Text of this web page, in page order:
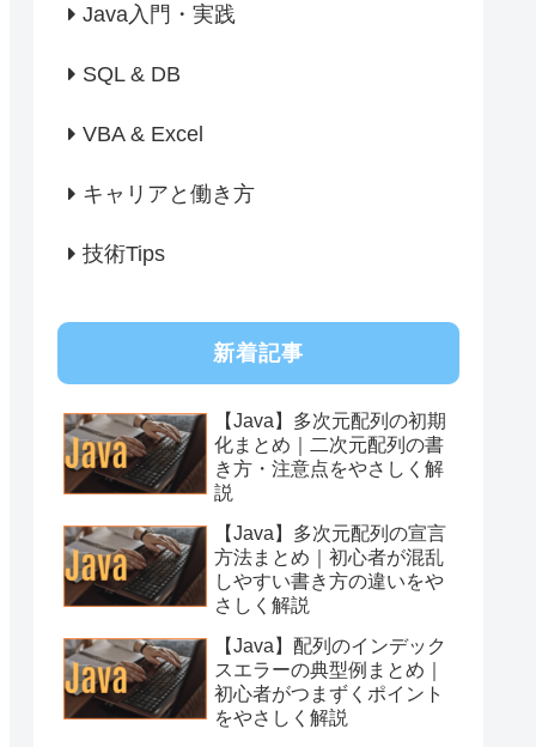
Java入門・実践
SQL & DB
VBA & Excel
キャリアと働き方
技術Tips
新着記事
【Java】多次元配列の初期
化まとめ｜二次元配列の書
き方・注意点をやさしく解
説
【Java】多次元配列の宣言
方法まとめ｜初心者が混乱
しやすい書き方の違いをや
さしく解説
【Java】配列のインデック
スエラーの典型例まとめ｜
初心者がつまずくポイント
をやさしく解説